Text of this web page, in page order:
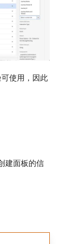
使用，因此
建面板的信